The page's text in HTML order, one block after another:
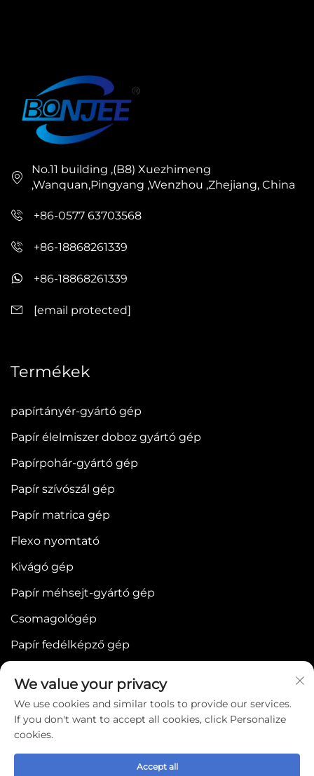
No.11 building ,(B8) Xuezhimeng
,Wanquan,Pingyang ,Wenzhou ,Zhejiang, China
+86-0577 63703568
+86-18868261339
+86-18868261339
[email protected]
Termékek
papírtányér-gyártó gép
Papír élelmiszer doboz gyártó gép
Papírpohár-gyártó gép
Papír szívószál gép
Papír matrica gép
Flexo nyomtató
Kivágó gép
Papír méhsejt-gyártó gép
Csomagológép
Papír fedélképző gép
MACHINERY CO.,LTD -
Adatvédelmi szabályzat
We value your privacy
We use cookies and similar tools to provide our services.
If you don't want to accept all cookies, click Personalize
cookies.
Accept all